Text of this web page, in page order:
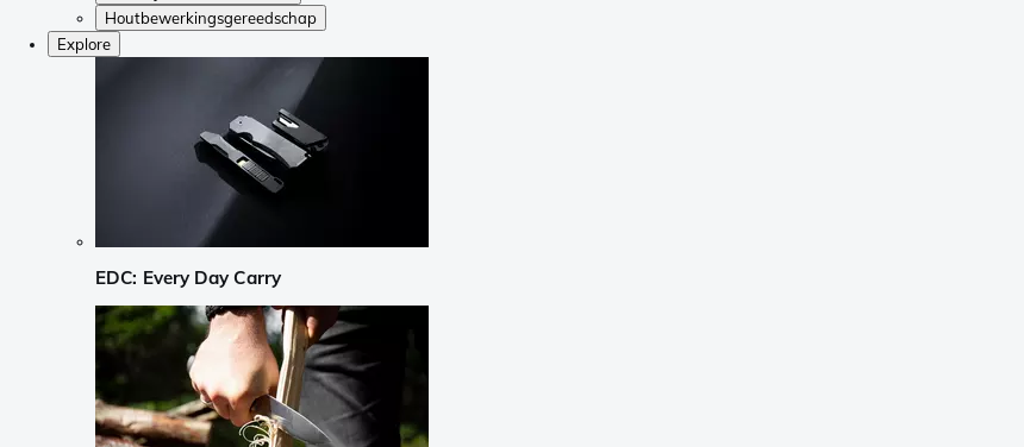
Houtbewerkingsgereedschap
Explore
EDC: Every Day Carry